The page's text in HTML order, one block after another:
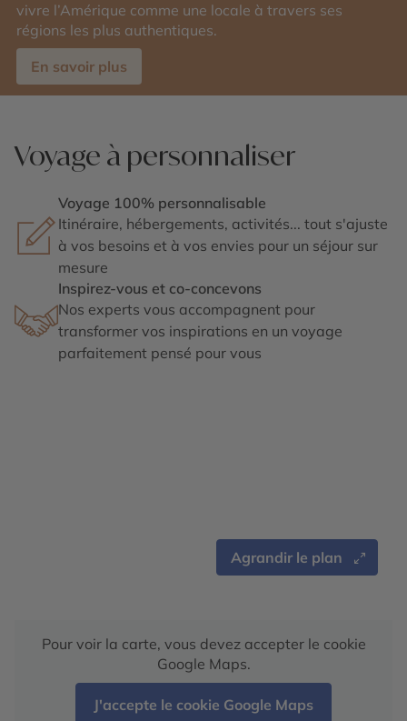
vivre l’Amérique comme une locale à travers ses
régions les plus authentiques.
En savoir plus
Voyage à personnaliser
Voyage 100% personnalisable
Itinéraire, hébergements, activités... tout s'ajuste
à vos besoins et à vos envies pour un séjour sur
mesure
Inspirez-vous et co-concevons
Nos experts vous accompagnent pour
transformer vos inspirations en un voyage
parfaitement pensé pour vous
Agrandir le plan
Pour voir la carte, vous devez accepter le cookie
Google Maps.
J'accepte le cookie Google Maps